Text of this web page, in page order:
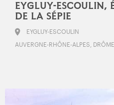
EYGLUY-ESCOULIN,
DE LA SÉPIE
EYGLUY-ESCOULIN
AUVERGNE-RHÔNE-ALPES,